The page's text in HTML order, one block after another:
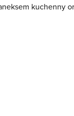
kuchenny